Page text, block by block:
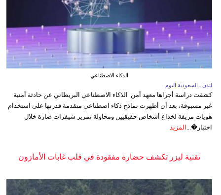
الذكاء الاصطناعي
لندن ـ السعودية اليوم
كشفت دراسة أجراها معهد أمن الذكاء الاصطناعي البريطاني عن حادثة أمنية
غير مسبوقة، بعد أن أظهرت نماذج ذكاء اصطناعي متقدمة قدرتها على استخدام
هويات مزيفة لخداع أشخاص حقيقيين ومحاولة تمرير شيفرات ضارة خلال
اختبار�... المزيد
تقنية ليزر تكشف حضارة مفقودة في قلب غابات الأمازون